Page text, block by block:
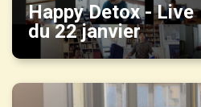
Happy Detox - Live
du 22 janvier